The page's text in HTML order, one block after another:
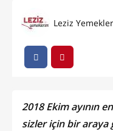
Leziz
2018 Ekim ayının
sizler için bir araya